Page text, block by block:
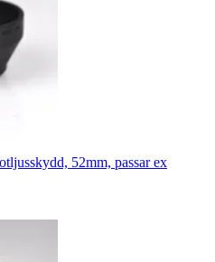
52mm, passar ex